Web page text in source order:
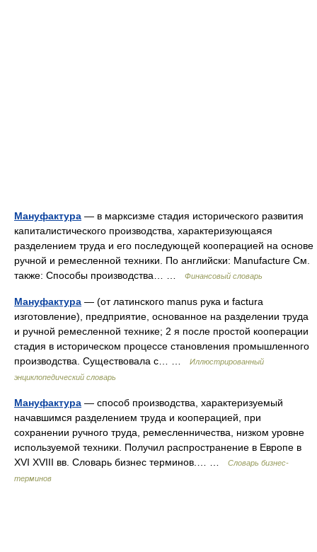
Мануфактура — в марксизме стадия исторического развития
капиталистического производства, характеризующаяся
разделением труда и его последующей кооперацией на основе
ручной и ремесленной техники. По английски: Manufacture См.
также: Способы производства… …
Финансовый словарь
Мануфактура — (от латинского manus рука и factura
изготовление), предприятие, основанное на разделении труда
и ручной ремесленной технике; 2 я после простой кооперации
стадия в историческом процессе становления промышленного
производства. Существовала с… …
Иллюстрированный
энциклопедический словарь
Мануфактура — способ производства, характеризуемый
начавшимся разделением труда и кооперацией, при
сохранении ручного труда, ремесленничества, низком уровне
используемой техники. Получил распространение в Европе в
XVI XVIII вв. Словарь бизнес терминов.… …
Словарь бизнес-
терминов